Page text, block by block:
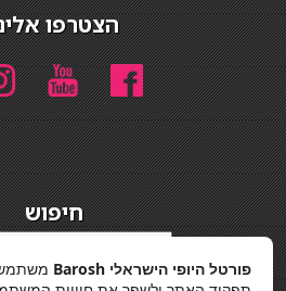
הצטרפו
חיפוש
מדיניות פרטיות
פורטל היופי הישראלי Barosh